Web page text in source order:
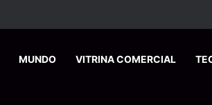
de Nicoya y matan a paciente a balazos
MUNDO VITRINA COMERCIAL